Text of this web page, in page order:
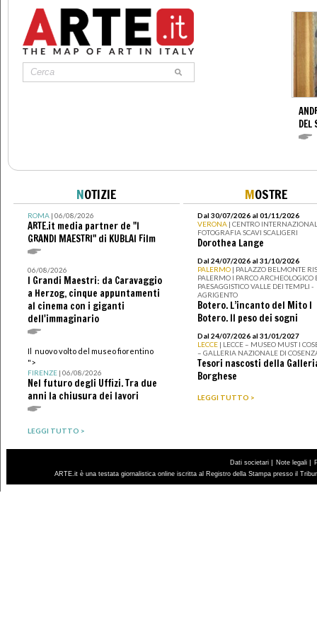
DEL
NOTIZIE
ROMA| 06/08/2026
ARTE.it media partner de "I
GRANDI MAESTRI" di KUBLAI Film
06/08/2026
I Grandi Maestri: da Caravaggio
a Herzog, cinque appuntamenti
al cinema con i giganti
dell'immaginario
Il nuovo volto del museo fiorentino
">
FIRENZE| 06/08/2026
Nel futuro degli Uffizi. Tra due
anni la chiusura dei lavori
LEGGI TUTTO >
MOSTRE
Dal 30/07/2026 al 01/11/2026
VERONA | CENTRO
FOTOGRAFIA SCAVI SCALIGERI
Dorothea Lange
Dal 24/07/2026 al 31/10/2026
PALERMO | PALAZZO BELMONTE
PALERMO I PARCO ARCHEOLOGICO
PAESAGGISTICO VALLE DEI TEMPLI -
AGRIGENTO
Botero. L’incanto del Mito I
Botero. Il peso dei sogni
Dal 24/07/2026 al 31/01/2027
LECCE | LECCE – MUSEO MUST I
– GALLERIA NAZIONALE DI
Tesori nascosti della
Borghese
LEGGI TUTTO >
Dati societari | Note legali |
ARTE.it è una testata giornalistica online iscritta al Registro della Stampa presso il